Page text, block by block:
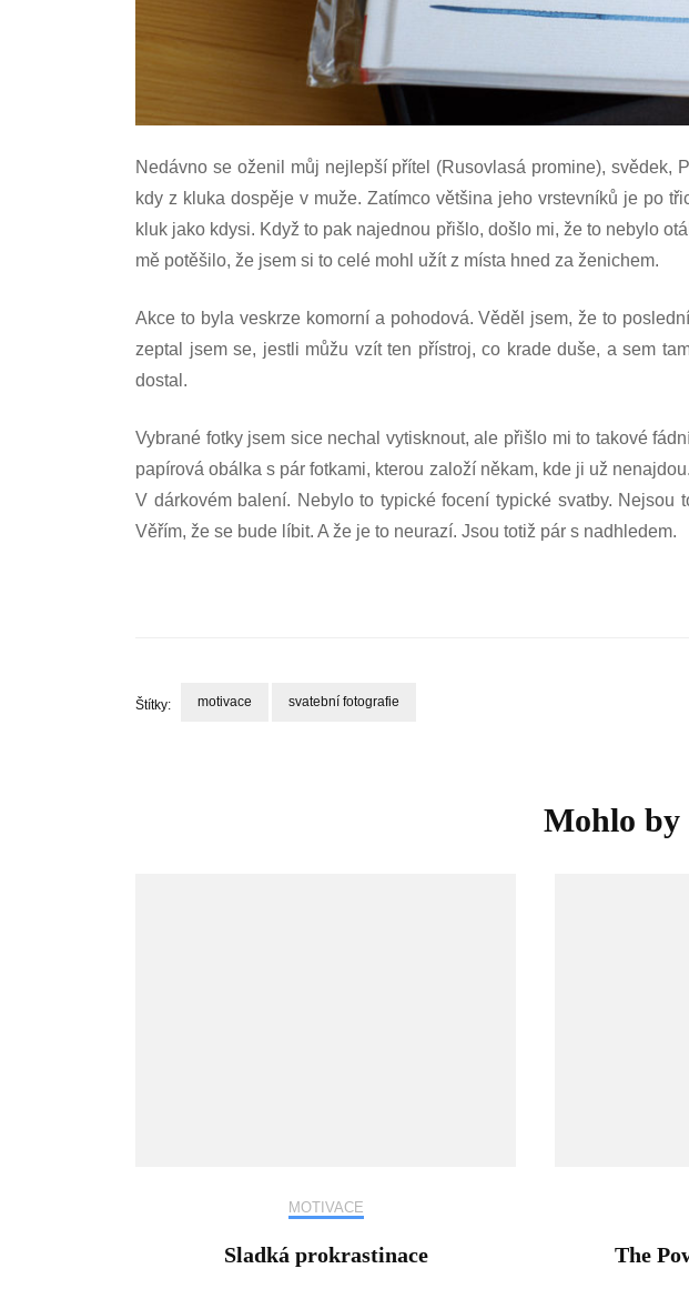
Nedávno se oženil můj nejlepší přítel (Rusovlasá promine), svědek,
kdy z kluka dospěje v muže. Zatímco většina jeho vrstevníků je po
kluk jako kdysi. Když to pak najednou přišlo, došlo mi, že to nebylo
mě potěšilo, že jsem si to celé mohl užít z místa hned za ženichem.
Akce to byla veskrze komorní a pohodová. Věděl jsem, že to
zeptal jsem se, jestli můžu vzít ten přístroj, co krade duše, a sem
dostal.
Vybrané fotky jsem sice nechal vytisknout, ale přišlo mi to takové
papírová obálka s pár fotkami, kterou založí někam, kde ji už
V dárkovém balení. Nebylo to typické focení typické svatby.
Věřím, že se bude líbit. A že je to neurazí. Jsou totiž pár s nadhledem.
Štítky: motivace svatební fotografie
Mohlo by
MOTIVACE
Sladká prokrastinace The